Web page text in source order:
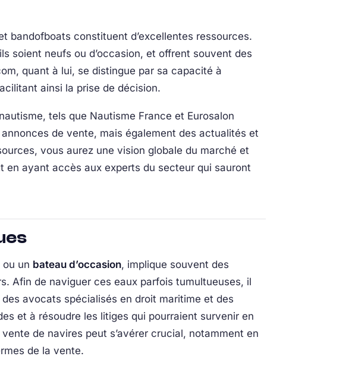
bandofboats constituent d’excellentes ressources.
soient neufs ou d’occasion, et offrent souvent des
quant à lui, se distingue par sa capacité à
ainsi la prise de décision.
tels que Nautisme France et Eurosalon
de vente, mais également des actualités et
vous aurez une vision globale du marché et
en ayant accès aux experts du secteur qui sauront
ou un bateau d’occasion, implique souvent des
Afin de naviguer ces eaux parfois tumultueuses, il
avocats spécialisés en droit maritime et des
et à résoudre les litiges qui pourraient survenir en
de navires peut s’avérer crucial, notamment en
de la vente.